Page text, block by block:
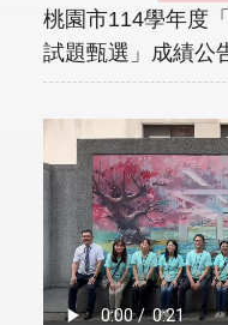
桃園市114學年度
試題甄選」成績公